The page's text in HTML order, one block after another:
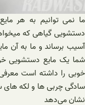
ما نمی توانیم به هر
دستشویی گیاهی که
آسیب برساند و ما به آن
شما یک مایع دستشویی
خوبی را داشته است
سادگی چربی ها و لکه های
نشان می‌دهد